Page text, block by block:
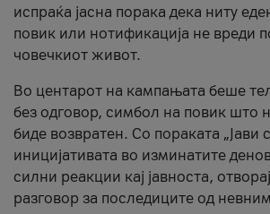
испраќа јасна порака дека ниту
повик или нотификација не вреди
човечкиот живот.
Во центарот на кампањата беше
без одговор, симбол на повик што
биде возвратен. Со пораката „Јави
иницијативата во изминатите
силни реакции кај јавноста,
разговор за последиците од